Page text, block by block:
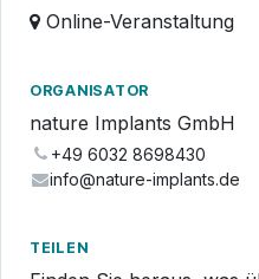
Online-Veranstaltung
ORGANISATOR
nature Implants GmbH
+49 6032 8698430
info@nature-implants.de
TEILEN